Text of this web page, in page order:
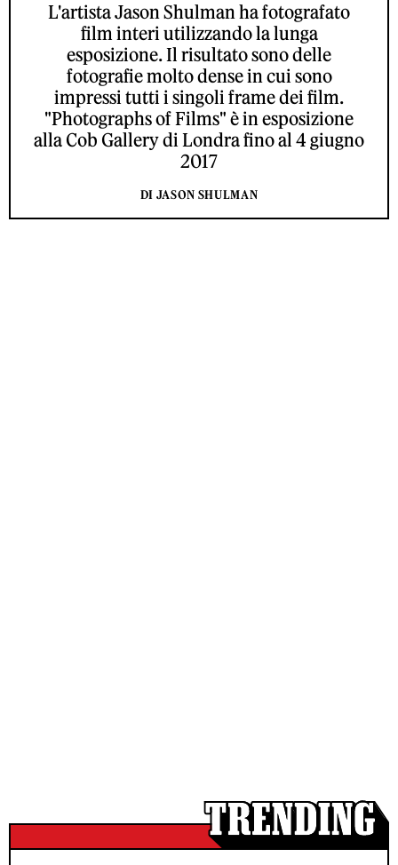
L'artista Jason Shulman ha fotografato
film interi utilizzando la lunga
esposizione. Il risultato sono delle
fotografie molto dense in cui sono
impressi tutti i singoli frame dei film.
"Photographs of Films" è in esposizione
alla Cob Gallery di Londra fino al 4 giugno
2017
DI JASON SHULMAN